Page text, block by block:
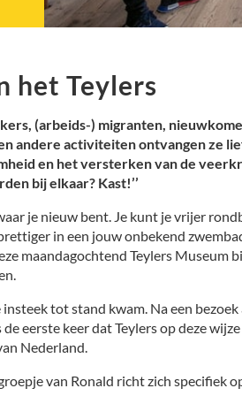
het Teylers
(arbeids-) migranten,
andere activiteiten ontvangen ze
en het versterken van de
bij elkaar? Kast!’’
je nieuw bent. Je kunt je vrijer
in een jouw onbekend
maandagochtend Teylers Museum
tot stand kwam. Na een bezoek
de eerste keer dat Teylers op deze
Nederland.
van Ronald richt zich specifiek